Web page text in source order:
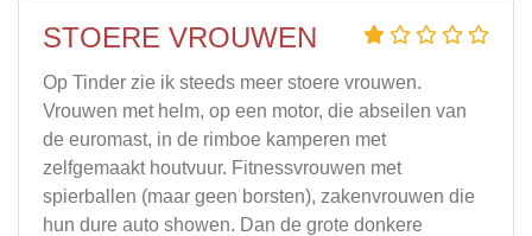
STOERE VROUWEN
Op Tinder zie ik steeds meer stoere vrouwen.
Vrouwen met helm, op een motor, die abseilen van
de euromast, in de rimboe kamperen met
zelfgemaakt houtvuur. Fitnessvrouwen met
spierballen (maar geen borsten), zakenvrouwen die
hun dure auto showen. Dan de grote donkere